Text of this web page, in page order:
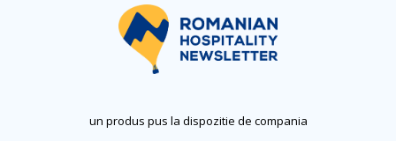
un produs pus la dispozitie de compania